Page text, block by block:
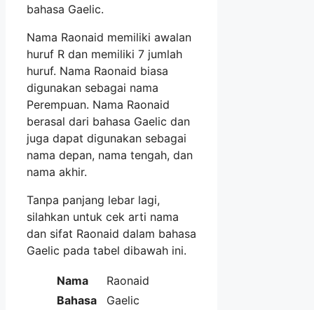
bahasa Gaelic.
Nama Raonaid memiliki awalan
huruf R dan memiliki 7 jumlah
huruf. Nama Raonaid biasa
digunakan sebagai nama
Perempuan. Nama Raonaid
berasal dari bahasa Gaelic dan
juga dapat digunakan sebagai
nama depan, nama tengah, dan
nama akhir.
Tanpa panjang lebar lagi,
silahkan untuk cek arti nama
dan sifat Raonaid dalam bahasa
Gaelic pada tabel dibawah ini.
Nama
Raonaid
Bahasa
Gaelic